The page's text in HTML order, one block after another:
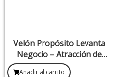
Velón Propósito Levanta
Negocio – Atracción de
Clientes y Flujo Comercial
Añadir al carrito